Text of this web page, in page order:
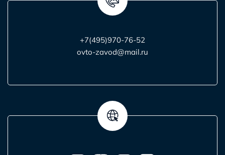
+7(495)970-76-52
ovto-zavod@mail.ru